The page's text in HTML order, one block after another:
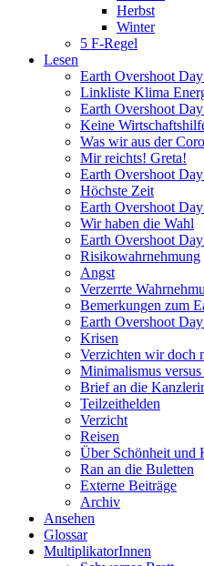
Herbst
Winter
5 F-Regel
Lesen
Earth Overshoot Day
Linkliste Klima
Earth Overshoot
Keine
Was wir aus der
Mir reichts! Greta!
Earth Overshoot
Höchste Zeit
Earth Overshoot
Wir haben die Wahl
Earth Overshoot
Risikowahrnehmung
Angst
Verzerrte
Bemerkungen zum
Earth Overshoot
Krisen
Verzichten wir doch
Minimalismus
Brief an die
Teilzeithelden
Verzicht
Reisen
Über Schönheit und
Ran an die Buletten
Externe Beiträge
Archiv
Ansehen
Glossar
MultiplikatorInnen